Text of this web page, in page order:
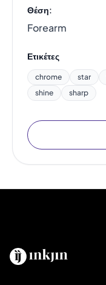
Θέση:
Forearm
Ετικέτες
chrome star
shine
sharp